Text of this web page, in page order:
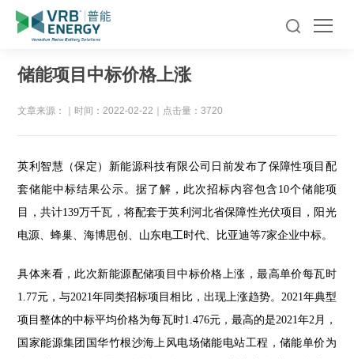
储能项目中标价格上涨
文章来源： 时间：2022-02-22 点击量：3720
英利智慧（保定）新能源科技有限公司日前发布了保障性项目配
套储能中标结果公示。据了解，此次招标内容包含10个储能项
目，共计139万千瓦，将配套于英利河北省保障性光伏项目，阳光
电源、蜂巢、海博思创、山东电工时代、比亚迪等7家企业中标。
具体来看，此次新能源配储项目中标价格上涨，最高单价每瓦时
1.77元，与2021年同类招标项目相比，出现上涨趋势。2021年典型
项目整体的中标平均价格为每瓦时1.476元，最高的是2021年2月，
国家能源集团国华竹根沙海上风电场储能电站工程，储能单价为